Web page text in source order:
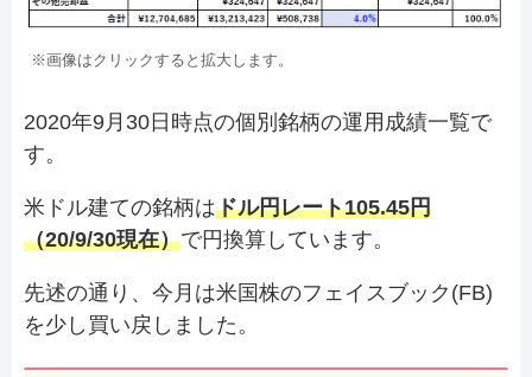
※画像はクリックすると拡大します。
2020年9月30日時点の個別銘柄の運用成績一覧で
す。
米ドル建ての銘柄はドル円レート105.45円
（20/9/30現在）で円換算しています。
先述の通り、今月は米国株のフェイスブック(FB)
を少し買い戻しました。